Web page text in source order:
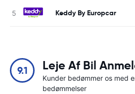
Keddy By Europcar
9.1 Leje Af Bil
Kunder bedømmer os med
bedømmelser